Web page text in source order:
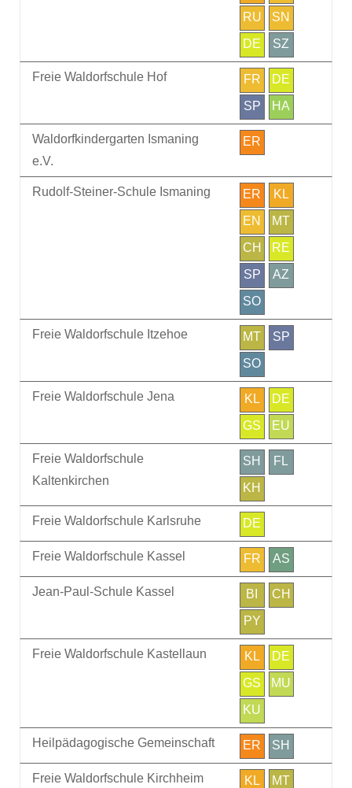
RU
SN
DE
SZ
Freie Waldorfschule Hof FR
DE
SP
HA
Waldorfkindergarten Ismaning
e.V.
ER
Rudolf-Steiner-Schule Ismaning ER
KL
EN
MT
CH
RE
SP
AZ
SO
Freie Waldorfschule Itzehoe MT
SP
SO
Freie Waldorfschule Jena KL
DE
GS
EU
Freie Waldorfschule
Kaltenkirchen
SH
FL
KH
Freie Waldorfschule Karlsruhe DE
Freie Waldorfschule Kassel FR AS
Jean-Paul-Schule Kassel BI
CH
PY
Freie Waldorfschule Kastellaun KL
DE
GS
MU
KU
Heilpädagogische Gemeinschaft ER SH
Freie Waldorfschule Kirchheim
KL
MT